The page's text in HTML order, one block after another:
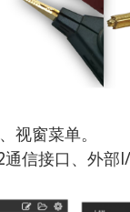
窗菜单。
接口、外部I/